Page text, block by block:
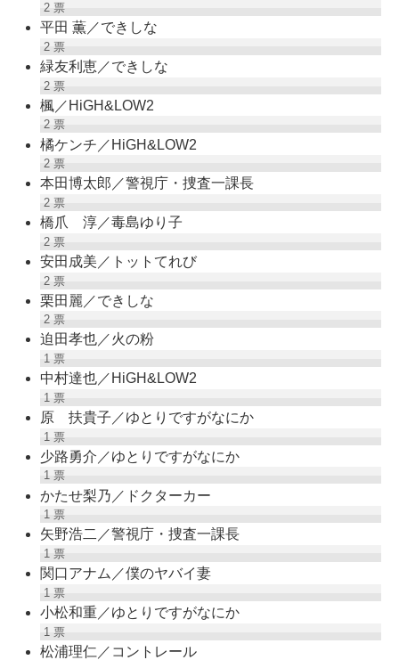
2票
平田 薫／できしな
2票
緑友利恵／できしな
2票
楓／HiGH&LOW2
2票
橘ケンチ／HiGH&LOW2
2票
本田博太郎／警視庁・捜査一課長
2票
橋爪 淳／毒島ゆり子
2票
安田成美／トットてれび
2票
栗田麗／できしな
2票
迫田孝也／火の粉
1票
中村達也／HiGH&LOW2
1票
原 扶貴子／ゆとりですがなにか
1票
少路勇介／ゆとりですがなにか
1票
かたせ梨乃／ドクターカー
1票
矢野浩二／警視庁・捜査一課長
1票
関口アナム／僕のヤバイ妻
1票
小松和重／ゆとりですがなにか
1票
松浦理仁／コントレール